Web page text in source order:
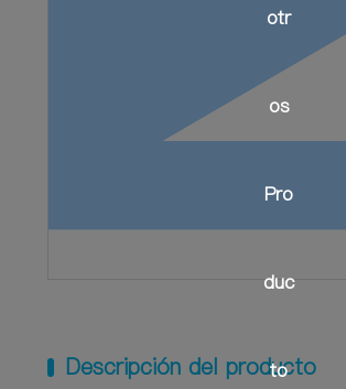
otr
os
Cultura
Historia
Honores
Pro
duc
to
Descripción del producto